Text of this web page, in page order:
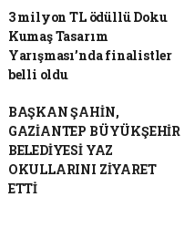
3 milyon TL ödüllü Doku
Kumaş Tasarım
Yarışması’nda finalistler
belli oldu
BAŞKAN ŞAHİN,
GAZİANTEP BÜYÜKŞEHİR
BELEDİYESİ YAZ
OKULLARINI ZİYARET
ETTİ